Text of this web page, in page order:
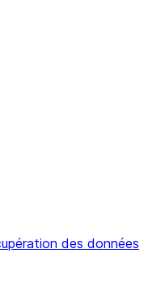
des données